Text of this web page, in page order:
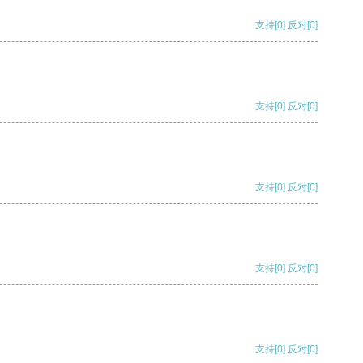
支持[0] 反对[0]
支持[0] 反对[0]
支持[0] 反对[0]
支持[0] 反对[0]
支持[0] 反对[0]